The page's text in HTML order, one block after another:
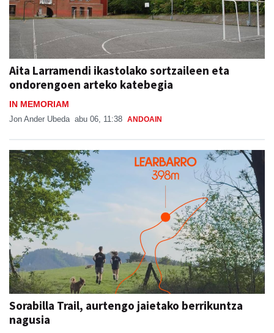
Aita Larramendi ikastolako sortzaileen eta
ondorengoen arteko katebegia
IN MEMORIAM
Jon Ander Ubeda abu 06, 11:38 ANDOAIN
Sorabilla Trail, aurtengo jaietako berrikuntza
nagusia